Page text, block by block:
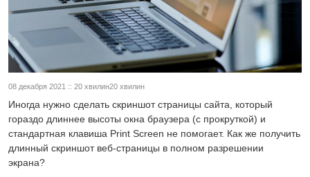
08 декабря 2021 :: 20 хвилин20 хвилин
Иногда нужно сделать скриншот страницы сайта, который
гораздо длиннее высоты окна браузера (с прокруткой) и
стандартная клавиша Print Screen не помогает. Как же получить
длинный скриншот веб-страницы в полном разрешении
экрана?